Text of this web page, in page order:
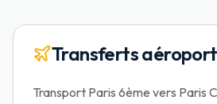
Transferts aéroport
Transport Paris 6ème vers Paris